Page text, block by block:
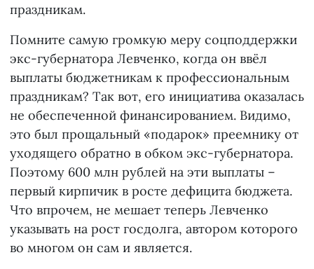
праздникам.
Помните самую громкую меру соцподдержки
экс-губернатора Левченко, когда он ввёл
выплаты бюджетникам к профессиональным
праздникам? Так вот, его инициатива оказалась
не обеспеченной финансированием. Видимо,
это был прощальный «подарок» преемнику от
уходящего обратно в обком экс-губернатора.
Поэтому 600 млн рублей на эти выплаты –
первый кирпичик в росте дефицита бюджета.
Что впрочем, не мешает теперь Левченко
указывать на рост госдолга, автором которого
во многом он сам и является.